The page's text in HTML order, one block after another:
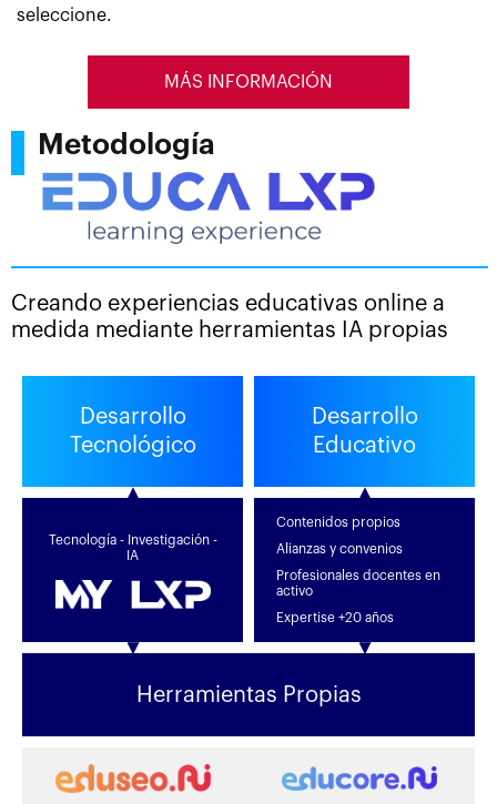
seleccione.
MÁS INFORMACIÓN
Metodología
Creando experiencias educativas online a
medida mediante herramientas IA propias
Desarrollo
Tecnológico
Tecnología - Investigación -
IA
Desarrollo
Educativo
Contenidos propios
Alianzas y convenios
Profesionales docentes en
activo
Expertise +20 años
Herramientas Propias